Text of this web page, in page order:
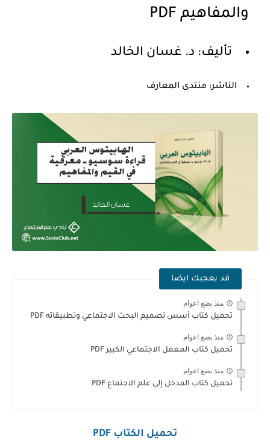
والمفاهيم PDF
تأليف: د. غسان الخالد
الناشر: منتدى المعارف
قد يعجبك ايضا
منذ بضع اعوام
تحميل كتاب أسس تصميم البحث الاجتماعي وتطبيقاته PDF
منذ بضع اعوام
تحميل كتاب المعمل الاجتماعي الكبير PDF
منذ بضع اعوام
تحميل كتاب المدخل إلى علم الاجتماع PDF
تحميل الكتاب PDF